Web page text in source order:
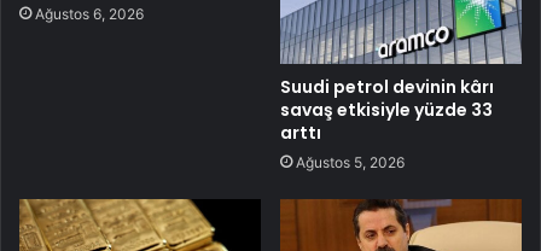
Ağustos 6, 2026
Suudi petrol devinin kârı
savaş etkisiyle yüzde 33
arttı
Ağustos 5, 2026